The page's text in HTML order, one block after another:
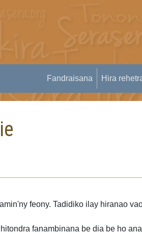
Fandraisana Hira
feony. Tadidiko ilay hiranao
fanambinana be dia be ho